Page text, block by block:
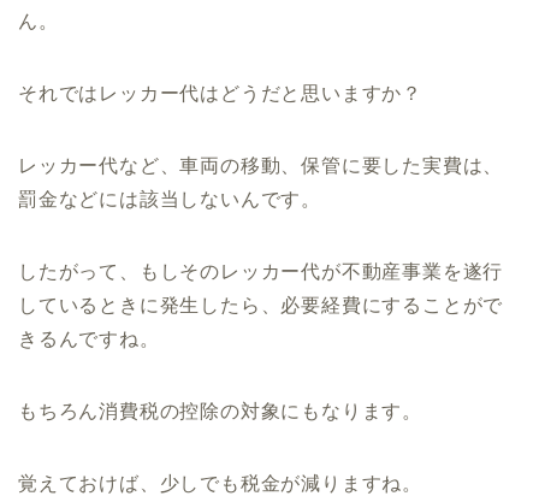
ん。
それではレッカー代はどうだと思いますか？
レッカー代など、車両の移動、保管に要した実費は、
罰金などには該当しないんです。
したがって、もしそのレッカー代が不動産事業を遂行
しているときに発生したら、必要経費にすることがで
きるんですね。
もちろん消費税の控除の対象にもなります。
覚えておけば、少しでも税金が減りますね。